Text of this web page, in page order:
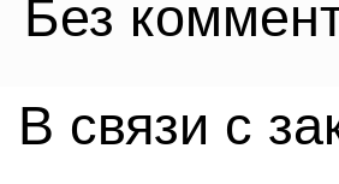
Без
В связи с